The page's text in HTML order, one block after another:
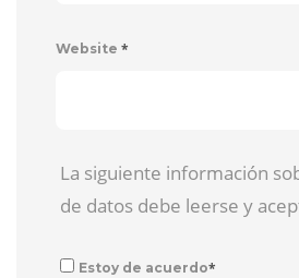
Website *
La siguiente información
de datos debe leerse y
Estoy de acuerdo*